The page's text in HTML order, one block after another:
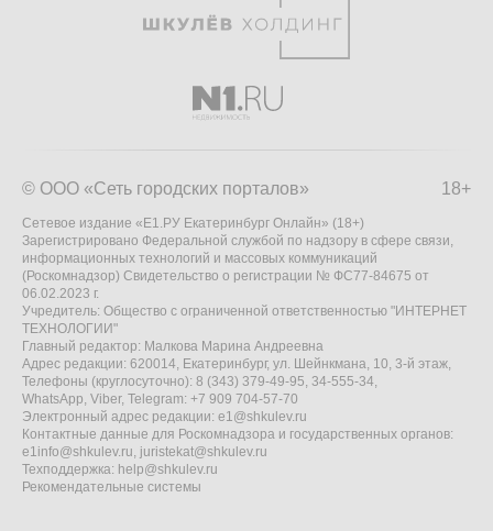
18+
© ООО «Сеть городских порталов»
Сетевое издание «Е1.РУ Екатеринбург Онлайн» (18+)
Зарегистрировано Федеральной службой по надзору в сфере связи,
информационных технологий и массовых коммуникаций
(Роскомнадзор) Свидетельство о регистрации № ФС77-84675 от
06.02.2023 г.
Учредитель: Общество с ограниченной ответственностью "ИНТЕРНЕТ
ТЕХНОЛОГИИ"
Главный редактор: Малкова Марина Андреевна
Адрес редакции: 620014, Екатеринбург, ул. Шейнкмана, 10, 3-й этаж,
Телефоны (круглосуточно): 8 (343) 379-49-95, 34-555-34,
WhatsApp, Viber, Telegram: +7 909 704-57-70
Электронный адрес редакции: e1@shkulev.ru
Контактные данные для Роскомнадзора и государственных органов:
e1info@shkulev.ru, juristekat@shkulev.ru
Техподдержка: help@shkulev.ru
Рекомендательные системы